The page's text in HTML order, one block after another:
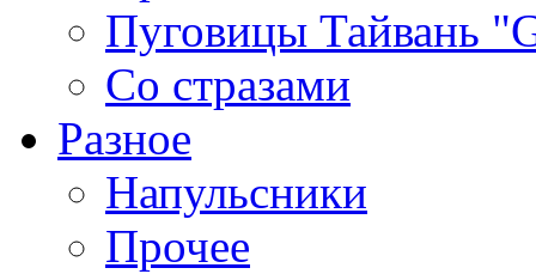
Пуговицы Тайвань
Со стразами
Разное
Напульсники
Прочее